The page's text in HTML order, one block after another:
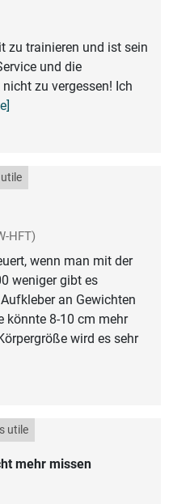
zu trainieren und ist sein
und die
zu vergessen! Ich
HFT)
wenn man mit der
weniger gibt es
an Gewichten
könnte 8-10 cm mehr
wird es sehr
mehr missen
utile